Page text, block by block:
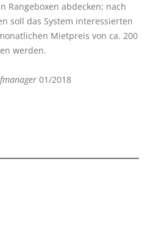
Rangeboxen abdecken; nach
soll das System interessierten
Mietpreis von ca. 200
werden.
01/2018